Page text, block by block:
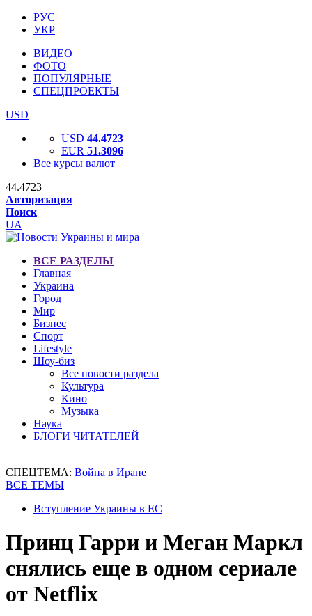
РУС
УКР
ВИДЕО
ФОТО
ПОПУЛЯРНЫЕ
СПЕЦПРОЕКТЫ
USD
USD 44.4723
EUR 51.3096
Все курсы валют
44.4723
Авторизация
Поиск
UA
ВСЕ РАЗДЕЛЫ
Главная
Украина
Город
Мир
Бизнес
Спорт
Lifestyle
Шоу-биз
Все новости раздела
Культура
Кино
Музыка
Наука
БЛОГИ ЧИТАТЕЛЕЙ
СПЕЦТЕМА: Война в Иране
ВСЕ ТЕМЫ
Вступление Украины в ЕС
Принц Гарри и Меган Маркл
снялись еще в одном сериале
от Netflix